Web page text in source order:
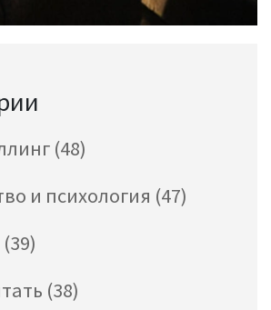
(48)
и психология (47)
(39)
(38)